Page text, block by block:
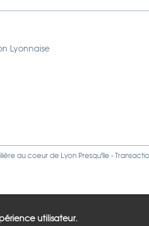
Lyonnaise
au coeur de Lyon Presqu'île -
utilisateur.